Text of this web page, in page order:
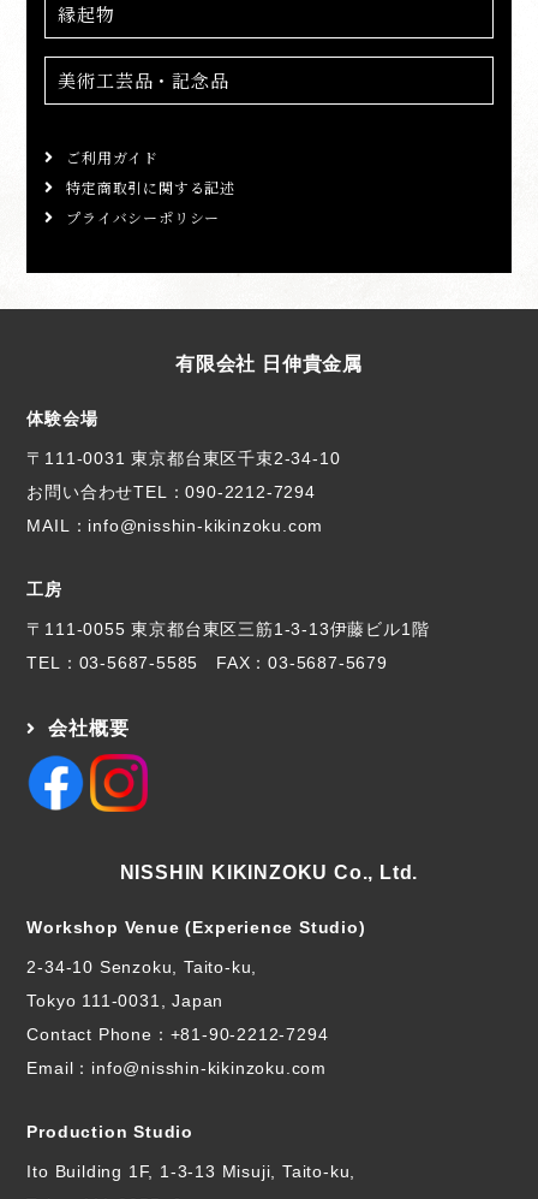
縁起物
美術工芸品・記念品
ご利用ガイド
特定商取引に関する記述
プライバシーポリシー
有限会社 日伸貴金属
体験会場
〒111-0031 東京都台東区千束2-34-10
お問い合わせTEL：090-2212-7294
MAIL：info@nisshin-kikinzoku.com
工房
〒111-0055 東京都台東区三筋1-3-13伊藤ビル1階
TEL： 03-5687-5585 FAX：03-5687-5679
会社概要
NISSHIN KIKINZOKU Co., Ltd.
Workshop Venue (Experience Studio)
2-34-10 Senzoku, Taito-ku,
Tokyo 111-0031, Japan
Contact Phone： +81-90-2212-7294
Email：info@nisshin-kikinzoku.com
Production Studio
Ito Building 1F, 1-3-13 Misuji, Taito-ku,